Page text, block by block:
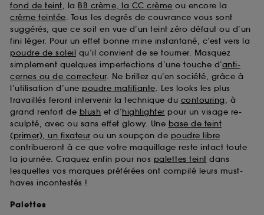
fond de teint, la BB crème, la CC crème ou encore la
crème teintée. Tous les degrés de couvrance vous sont
suggérés, que ce soit en vue d’un teint zéro défaut ou d’un
fini léger. Pour un effet bonne mine instantané, c’est vers la
poudre de soleil qu’il convient de se tourner. Masquez
simplement quelques imperfections d’une touche d’anti-
cernes ou de correcteur. Ne brillez qu’en société, grâce à
l’utilisation d’une poudre matifiante. Les looks les plus
travaillés feront intervenir la technique du contouring, à
grand renfort de blush et d’highlighter pour un visage re-
sculpté, avec ou sans effet glowy. Une base de teint
(primer), un fixateur ou un soupçon de poudre libre
contribueront à ce que votre maquillage reste intact toute
la journée. Craquez enfin pour nos palettes teint dans
lesquelles vos marques préférées ont compilé leurs must-
haves incontestés !
Palettes